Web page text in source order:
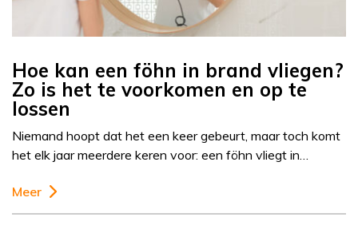
Hoe kan een föhn in brand vliegen?
Zo is het te voorkomen en op te
lossen
Niemand hoopt dat het een keer gebeurt, maar toch komt
het elk jaar meerdere keren voor: een föhn vliegt in…
Meer